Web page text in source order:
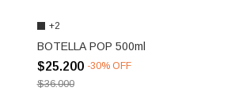
+2
BOTELLA POP 500ml
$25.200 -30% OFF
$36.000